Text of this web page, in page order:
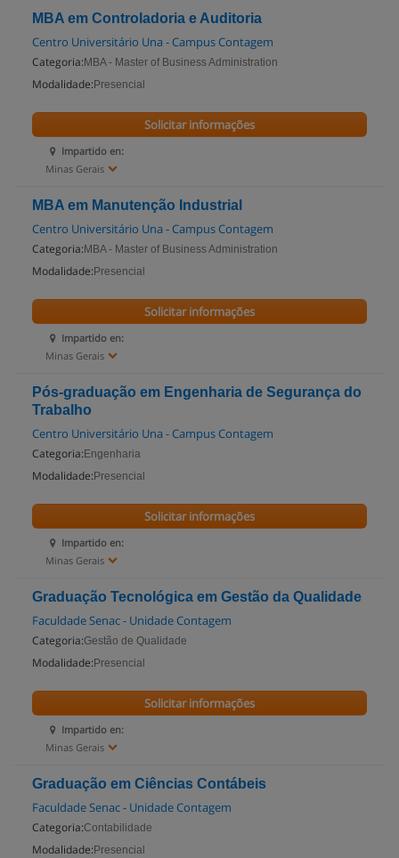
MBA em Controladoria e Auditoria
Centro Universitário Una - Campus Contagem
Categoria: MBA - Master of Business Administration
Modalidade: Presencial
Impartido en:
Minas Gerais
Solicitar informações
MBA em Manutenção Industrial
Centro Universitário Una - Campus Contagem
Categoria: MBA - Master of Business Administration
Modalidade: Presencial
Impartido en:
Minas Gerais
Solicitar informações
Pós-graduação em Engenharia de Segurança do
Trabalho
Centro Universitário Una - Campus Contagem
Categoria: Engenharia
Modalidade: Presencial
Impartido en:
Minas Gerais
Solicitar informações
Graduação Tecnológica em Gestão da Qualidade
Faculdade Senac - Unidade Contagem
Categoria:Gestão de Qualidade
Modalidade: Presencial
Impartido en:
Minas Gerais
Solicitar informações
Graduação em Ciências Contábeis
Faculdade Senac - Unidade Contagem
Categoria:Contabilidade
Modalidade: Presencial